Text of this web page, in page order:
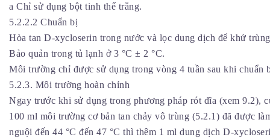
a Chỉ sử dụng bột tinh thể trắng.
5.2.2.2 Chuẩn bị
Hòa tan D-xycloserin trong nước và lọc dung dịch để khử
Bảo quản trong tủ lạnh ở 3 °C ± 2 °C.
Môi trường chỉ được sử dụng trong vòng 4 tuần sau khi chuẩn
5.2.3. Môi trường hoàn chỉnh
Ngay trước khi sử dụng trong phương pháp rót đĩa (xem 9.2),
100 ml môi trường cơ bản tan chảy vô trùng (5.2.1) đã được
nguội đến 44 °C đến 47 °C thì thêm 1 ml dung dịch D-